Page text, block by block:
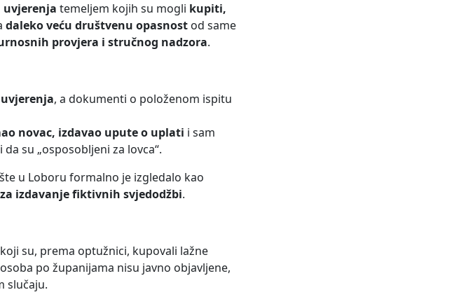
temeljem kojih su mogli kupiti,
daleko veću društvenu opasnost od same
provjera i stručnog nadzora.
, a dokumenti o položenom ispitu
novac, izdavao upute o uplati i sam
su „osposobljeni za lovca“.
u Loboru formalno je izgledalo kao
izdavanje fiktivnih svjedodžbi.
su, prema optužnici, kupovali lažne
po županijama nisu javno objavljene,
slučaju.